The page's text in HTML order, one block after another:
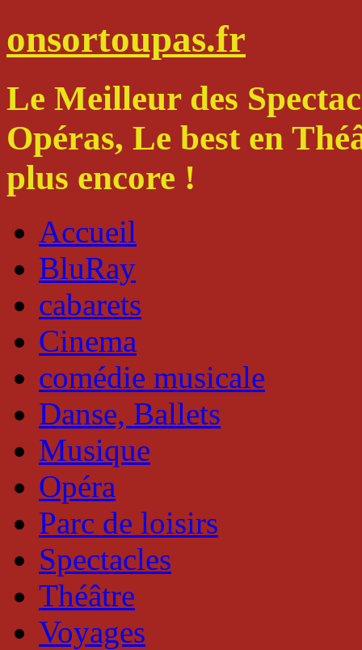
onsortoupas.fr
Le Meilleur des
Opéras, Le best en
plus encore !
Accueil
BluRay
cabarets
Cinema
comédie musicale
Danse, Ballets
Musique
Opéra
Parc de loisirs
Spectacles
Théâtre
Voyages